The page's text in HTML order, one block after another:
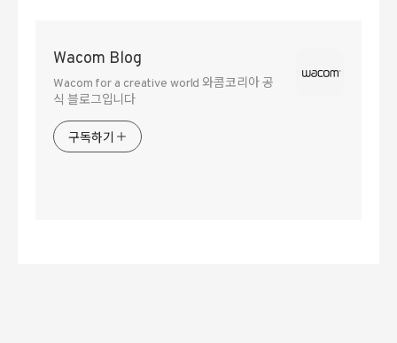
Wacom Blog
Wacom for a creative world 와콤코리아 공
식 블로그입니다
구독하기